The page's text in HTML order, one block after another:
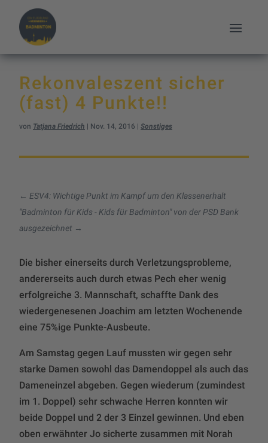
Rekonvaleszent sicher
(fast) 4 Punkte!!
von Tatjana Friedrich | Nov. 14, 2016 | Sonstiges
← ESV4: Wichtige Punkt im Kampf um den Klassenerhalt
"Badminton für Kids - Kids für Badminton" von der PSD Bank
ausgezeichnet →
Die bisher einerseits durch Verletzungsprobleme,
andererseits auch durch etwas Pech eher wenig
erfolgreiche 3. Mannschaft, schaffte Dank des
wiedergenesenen Joachim am letzten Wochenende
eine 75%ige Punkte-Ausbeute.
Am Samstag gegen Lauf mussten wir gegen sehr
starke Damen sowohl das Damendoppel als auch das
Dameneinzel abgeben. Gegen wiederum (zumindest
im 1. Doppel) sehr schwache Herren konnten wir
beide Doppel und 2 der 3 Einzel gewinnen. Und eben
oben erwähnter Jo sicherte zusammen mit Norah